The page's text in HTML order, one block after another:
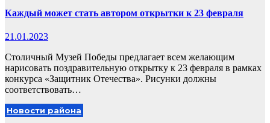
Каждый может стать автором открытки к 23 февраля
21.01.2023
Столичный Музей Победы предлагает всем желающим
нарисовать поздравительную открытку к 23 февраля в рамках
конкурса «Защитник Отечества». Рисунки должны
соответствовать…
Новости района